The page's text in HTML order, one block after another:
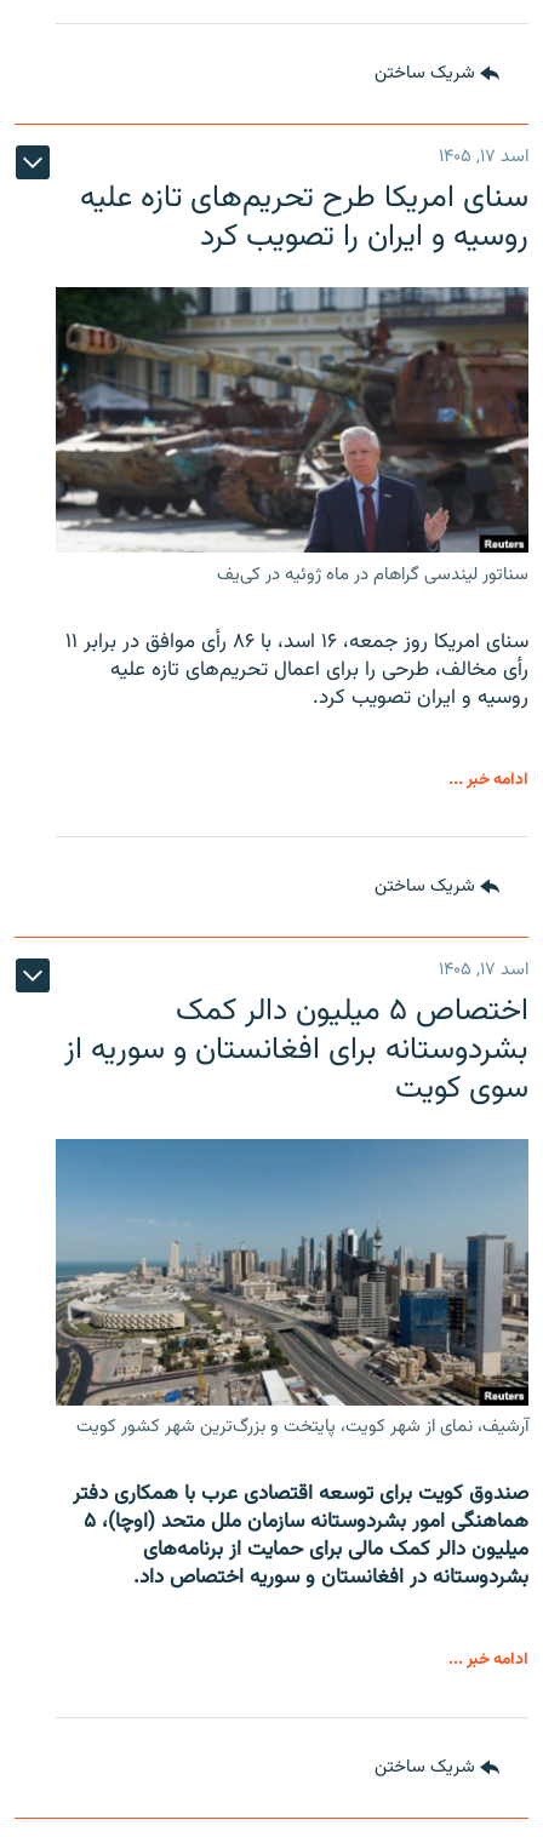
شریک ساختن
اسد ۱۷, ۱۴۰۵
سنای امریکا طرح تحریم‌های تازه علیه
روسیه و ایران را تصویب کرد
سناتور لیندسی گراهام در ماه ژوئیه در کی‌یف
سنای امریکا روز جمعه، ۱۶ اسد، با ۸۶ رأی موافق در برابر ۱۱
رأی مخالف، طرحی را برای اعمال تحریم‌های تازه علیه
روسیه و ایران تصویب کرد.
ادامه خبر ...
شریک ساختن
اسد ۱۷, ۱۴۰۵
اختصاص ۵ میلیون دالر کمک
بشردوستانه برای افغانستان و سوریه از
سوی کویت
آرشیف، نمای از شهر کویت، پایتخت و بزرگ‌ترین شهر کشور کویت
صندوق کویت برای توسعه اقتصادی عرب با همکاری دفتر
هماهنگی امور بشردوستانه سازمان ملل متحد (اوچا)، ۵
میلیون دالر کمک مالی برای حمایت از برنامه‌های
بشردوستانه در افغانستان و سوریه اختصاص داد.
ادامه خبر ...
شریک ساختن